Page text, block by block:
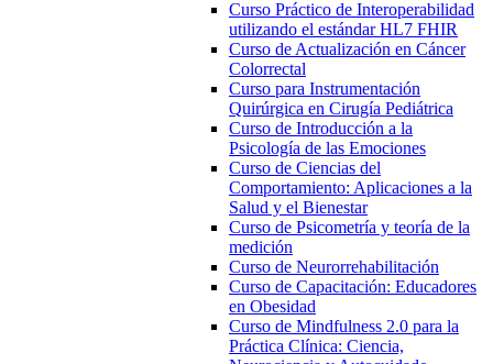
Curso Práctico de Interoperabilidad
utilizando el estándar HL7 FHIR
Curso de Actualización en Cáncer
Colorrectal
Curso para Instrumentación
Quirúrgica en Cirugía Pediátrica
Curso de Introducción a la
Psicología de las Emociones
Curso de Ciencias del
Comportamiento: Aplicaciones a la
Salud y el Bienestar
Curso de Psicometría y teoría de la
medición
Curso de Neurorrehabilitación
Curso de Capacitación: Educadores
en Obesidad
Curso de Mindfulness 2.0 para la
Práctica Clínica: Ciencia,